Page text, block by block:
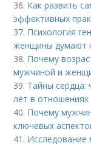
36. Как развить
эффективных
37. Психология
женщины думают
38. Почему
мужчиной и
39. Тайны
лет в отношениях
40. Почему
ключевых
41. Исследование